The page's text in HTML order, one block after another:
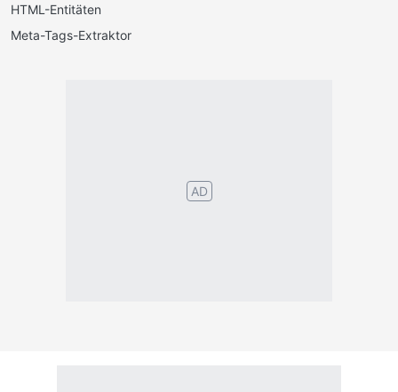
HTML-Entitäten
Meta-Tags-Extraktor